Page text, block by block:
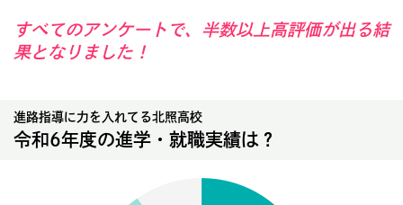
すべてのアンケートで、半数以上高評価が出る結
果となりました！
進路指導に力を入れてる北照高校
令和6年度の進学・就職実績は？